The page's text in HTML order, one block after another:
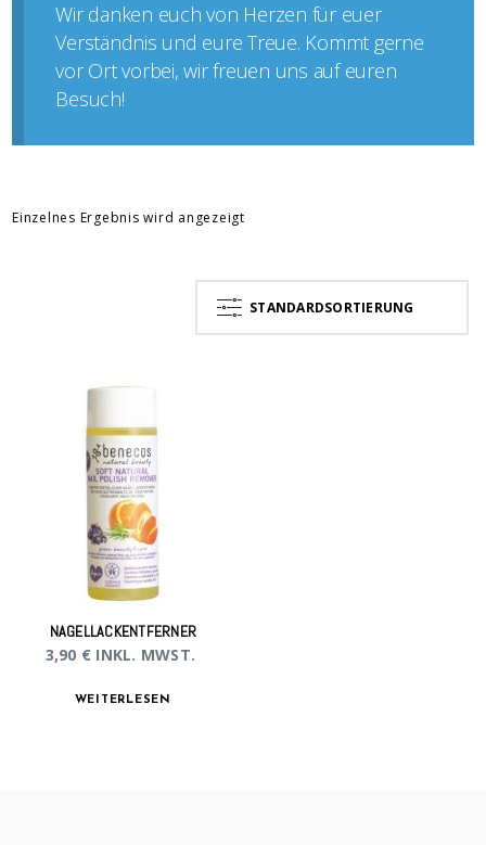
Wir danken euch von Herzen für euer
Verständnis und eure Treue. Kommt gerne
vor Ort vorbei, wir freuen uns auf euren
Besuch!
Einzelnes Ergebnis wird angezeigt
STANDARDSORTIERUNG
NAGELLACKENTFERNER
3,90 € INKL. MWST.
WEITERLESEN